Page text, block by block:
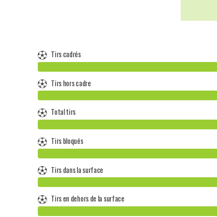
Tirs cadrés
Tirs hors cadre
Total tirs
Tirs bloqués
Tirs dans la surface
Tirs en dehors de la surface